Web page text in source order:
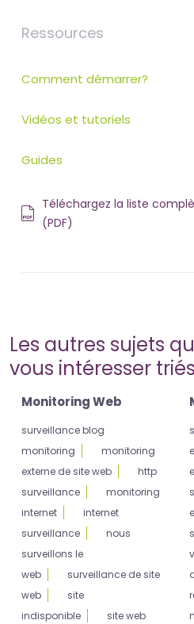
Ressources
Comment démarrer?
Vidéos et tutoriels
Guides
Téléchargez la liste
(PDF)
Les autres sujets
vous intéresser
Monitoring Web
surveillance blog
monitoring
monitoring
externe de site web
http
surveillance
monitoring
internet
internet
surveillance
nous
surveillons le
web
surveillance de site
web
site
indisponible
site web